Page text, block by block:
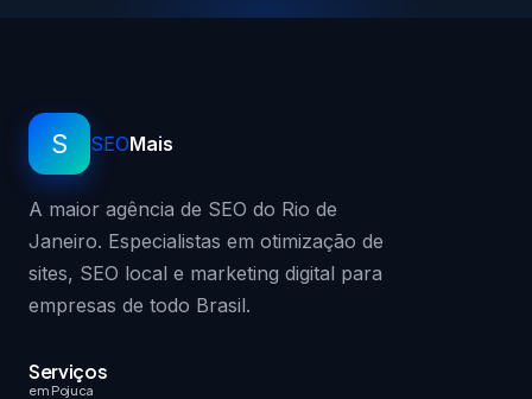
S SEOMais
A maior agência de SEO do Rio de
Janeiro. Especialistas em otimização de
sites, SEO local e marketing digital para
empresas de todo Brasil.
Serviços
em Pojuca